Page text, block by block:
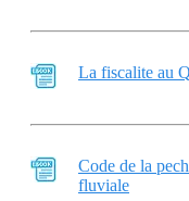
La fiscalite au
Code de la
fluviale